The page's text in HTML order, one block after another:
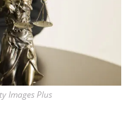
Images Plus